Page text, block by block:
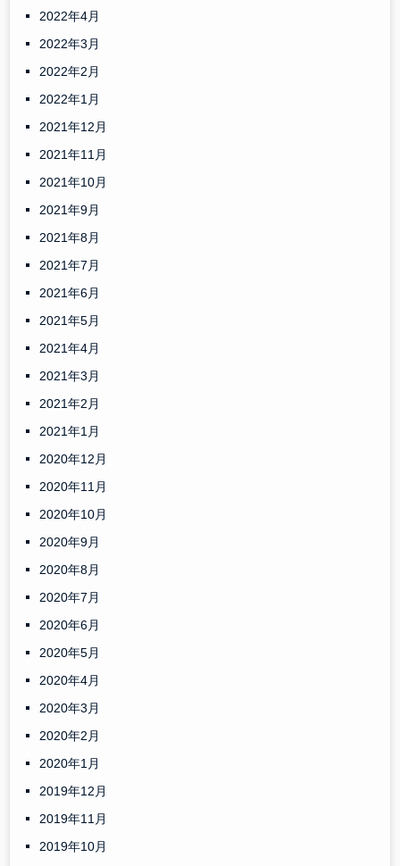
2022年4月
2022年3月
2022年2月
2022年1月
2021年12月
2021年11月
2021年10月
2021年9月
2021年8月
2021年7月
2021年6月
2021年5月
2021年4月
2021年3月
2021年2月
2021年1月
2020年12月
2020年11月
2020年10月
2020年9月
2020年8月
2020年7月
2020年6月
2020年5月
2020年4月
2020年3月
2020年2月
2020年1月
2019年12月
2019年11月
2019年10月